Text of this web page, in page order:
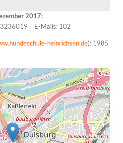
2017:
3236019
E-Mails: 102
heinrichsen.de): 1985